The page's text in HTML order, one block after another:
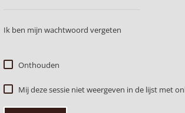
Ik ben mijn wachtwoord vergeten
Onthouden
Mij deze sessie niet weergeven in de lijst met